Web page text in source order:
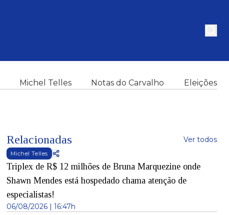
Michel Telles Notas do Carvalho Eleições
Relacionadas Ver todos
Michel Telles
Triplex de R$ 12 milhões de Bruna Marquezine onde
Shawn Mendes está hospedado chama atenção de
especialistas!
06/08/2026 | 16:47h